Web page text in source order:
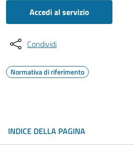
Accedi al servizio
Condividi
Normativa di riferimento
INDICE DELLA PAGINA